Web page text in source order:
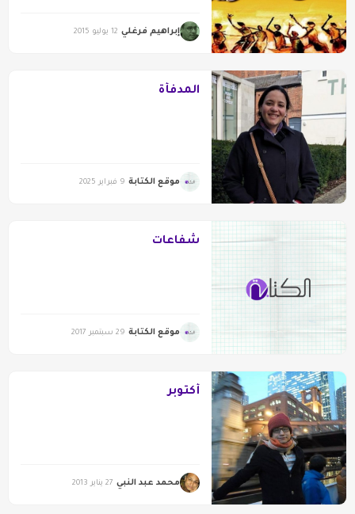
إبراهيم فرغلي 12 يوليو 2015
المدفأة
موقع الكتابة 9 فبراير 2025
شفاعات
موقع الكتابة 29 سبتمبر 2017
أكتوبر
محمد عبد النبي 27 يناير 2013